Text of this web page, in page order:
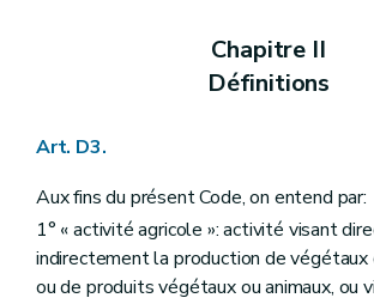
Art. D205
Art. D206
Sous-section 2 Procédure
Art. D210
Sous-section 4
Évaluation et contrôle
Art. D211
Art. D212
Art. D213
Chapitre II
Définitions
Art. D3.
Aux fins du présent Code, on entend par:
1° « activité agricole »: activité visant
indirectement la production de végétaux
ou de produits végétaux ou animaux, ou